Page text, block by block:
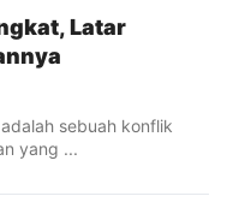
Latar
sebuah konflik
yang ...